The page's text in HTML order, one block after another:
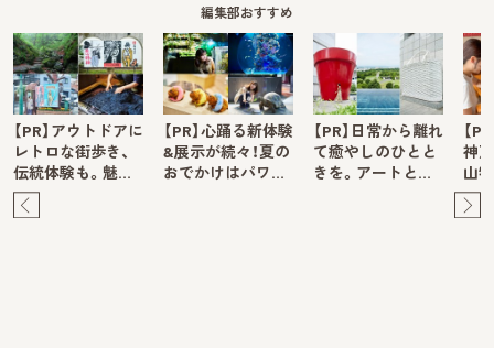
編集部おすすめ
【PR】アウトドアに
レトロな街歩き、
伝統体験も。魅…
【PR】心踊る新体験
&展示が続々！夏の
おでかけはパワ…
【PR】日常から離れ
て癒やしのひとと
きを。アートと…
【
神
山